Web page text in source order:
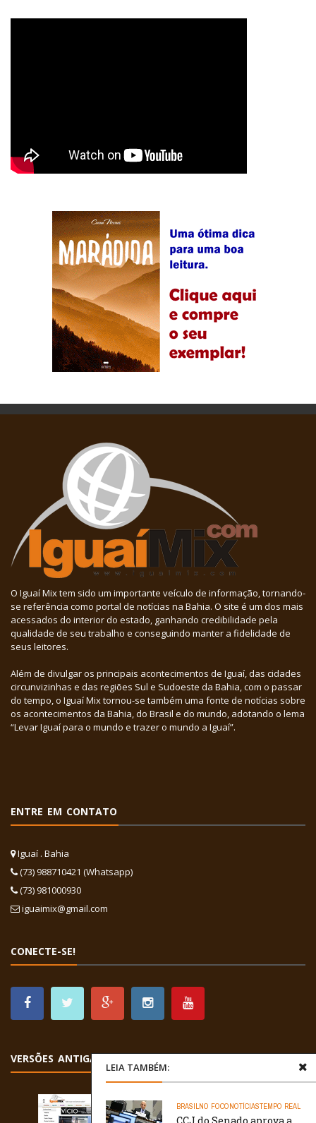
LEIA TAMBÉM:
BRASILNO FOCONOTÍCIASTEMPO REAL
O Iguaí Mix tem sido um importante veículo de informação, tornando-
se referência como portal de notícias na Bahia. O site é um dos mais
acessados do interior do estado, ganhando credibilidade pela
qualidade de seu trabalho e conseguindo manter a fidelidade de
seus leitores.
Além de divulgar os principais acontecimentos de Iguaí, das cidades
circunvizinhas e das regiões Sul e Sudoeste da Bahia, com o passar
do tempo, o Iguaí Mix tornou-se também uma fonte de notícias sobre
os acontecimentos da Bahia, do Brasil e do mundo, adotando o lema
“Levar Iguaí para o mundo e trazer o mundo a Iguaí”.
ENTRE EM CONTATO
Iguaí . Bahia
(73) 988710421 (Whatsapp)
(73) 981000930
iguaimix@gmail.com
CONECTE-SE!
VERSÕES ANTIGAS